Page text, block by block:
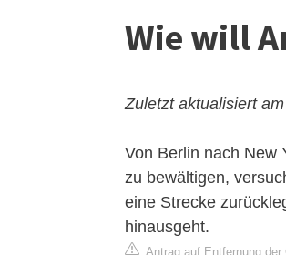
Wie will
Zuletzt aktualisiert
Von Berlin nach New
zu bewältigen,
eine Strecke
hinausgeht.
Antrag auf Entfernung der